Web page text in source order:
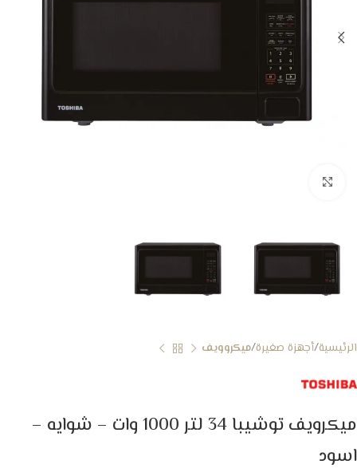
الرئيسية أجهزة صغيرة ميكروويف
ميكرويف توشيبا 34 لتر 1000 وات – شوايه –
اسود